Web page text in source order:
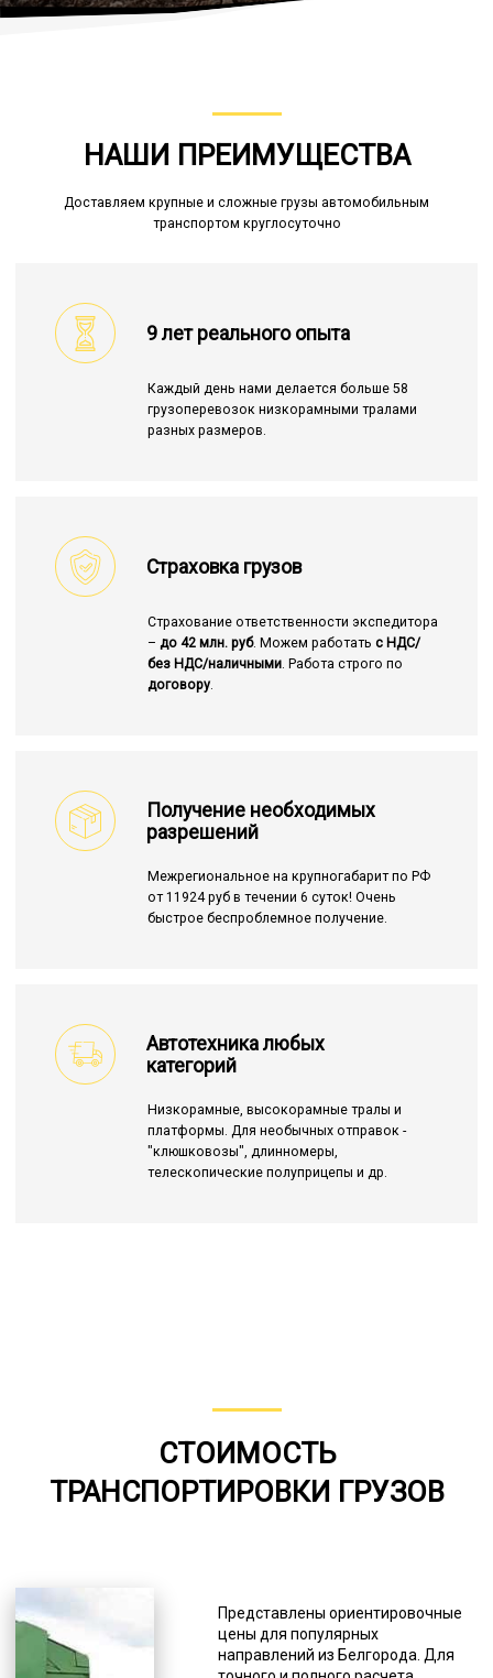
НАШИ ПРЕИМУЩЕСТВА
Доставляем крупные и сложные грузы автомобильным
транспортом круглосуточно
9 лет реального опыта
Каждый день нами делается больше 58
грузоперевозок низкорамными тралами
разных размеров.
Страховка грузов
Страхование ответственности экспедитора
– до 42 млн. руб. Можем работать с НДС/
без НДС/наличными. Работа строго по
договору.
Получение необходимых
разрешений
Межрегиональное на крупногабарит по РФ
от 11924 руб в течении 6 суток! Очень
быстрое беспроблемное получение.
Автотехника любых
категорий
Низкорамные, высокорамные тралы и
платформы. Для необычных отправок -
"клюшковозы", длинномеры,
телескопические полуприцепы и др.
СТОИМОСТЬ
ТРАНСПОРТИРОВКИ ГРУЗОВ
Представлены ориентировочные
цены для популярных
направлений из Белгорода. Для